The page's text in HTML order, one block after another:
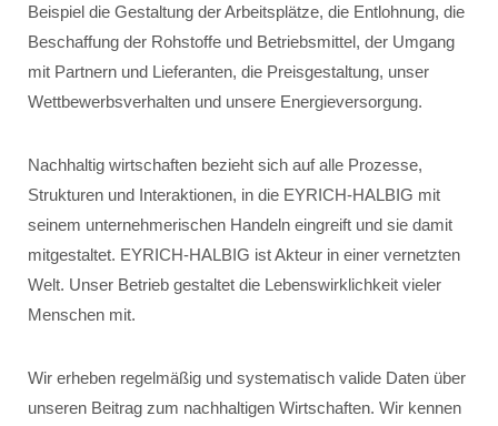
Beispiel die Gestaltung der Arbeitsplätze, die Entlohnung, die
Beschaffung der Rohstoffe und Betriebsmittel, der Umgang
mit Partnern und Lieferanten, die Preisgestaltung, unser
Wettbewerbsverhalten und unsere Energieversorgung.
Nachhaltig wirtschaften bezieht sich auf alle Prozesse,
Strukturen und Interaktionen, in die EYRICH-HALBIG mit
seinem unternehmerischen Handeln eingreift und sie damit
mitgestaltet. EYRICH-HALBIG ist Akteur in einer vernetzten
Welt. Unser Betrieb gestaltet die Lebenswirklichkeit vieler
Menschen mit.
Wir erheben regelmäßig und systematisch valide Daten über
unseren Beitrag zum nachhaltigen Wirtschaften. Wir kennen